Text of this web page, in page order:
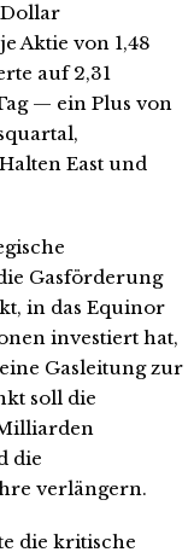
Aktie von 1,48
auf 2,31
— ein Plus von
East und
Gasförderung
in das Equinor
investiert hat,
Gasleitung zur
soll die
die
verlängern.
die kritische